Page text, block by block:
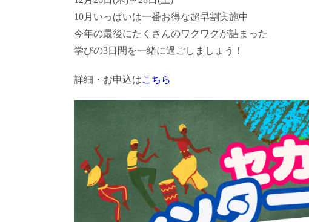
10月いっぱいは一番お得な超早割実施中
今年の最後にたくさんのワクワクが詰まった
学びの3日間を一緒に過ごしましょう！
詳細・お申込はこちら